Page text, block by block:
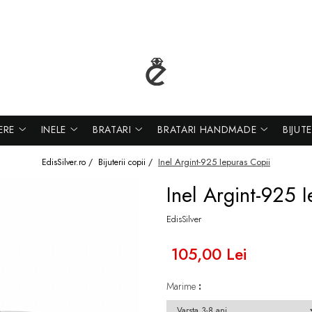
INELE BRATARI BRATARI HANDMADE
EdisSilver.ro / Bijuterii copii / Inel Argint-925 Iepuras Copii
Inel Argint-925
EdisSilver
105,00 Lei
Marime :